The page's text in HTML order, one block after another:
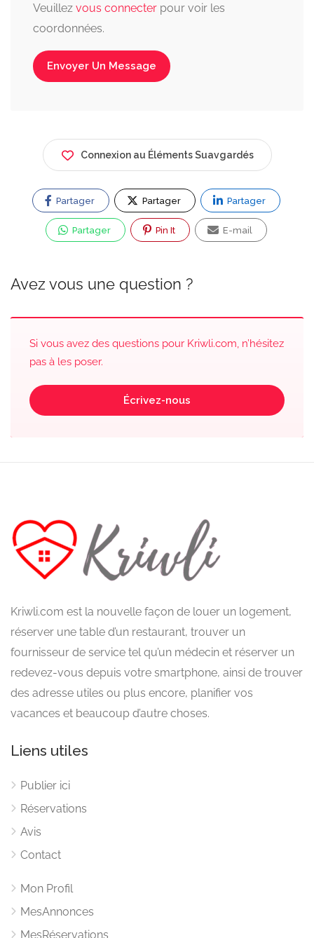
Veuillez vous connecter pour voir les
coordonnées.
Envoyer Un Message
Connexion au Éléments Suavgardés
Partager Partager Partager
Partager Pin It E-mail
Avez vous une question ?
Si vous avez des questions pour Kriwli.com, n’hésitez
pas à les poser.
Écrivez-nous
Kriwli.com est la nouvelle façon de louer un logement,
réserver une table d’un restaurant, trouver un
fournisseur de service tel qu’un médecin et réserver un
redevez-vous depuis votre smartphone, ainsi de trouver
des adresse utiles ou plus encore, planifier vos
vacances et beaucoup d’autre choses.
Liens utiles
Publier ici
Réservations
Avis
Contact
Mon Profil
MesAnnonces
MesRéservations